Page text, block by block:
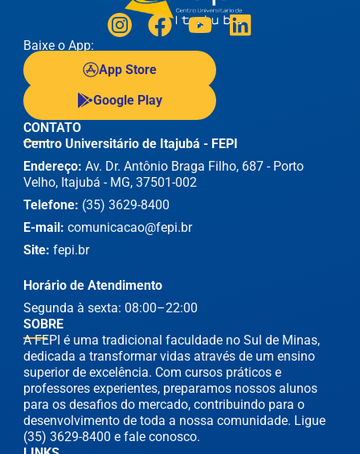
Baixe o App:
App Store
Google Play
SOBRE
A FEPI é uma tradicional faculdade no Sul de Minas,
dedicada a transformar vidas através de um ensino
superior de excelência. Com cursos práticos e
professores experientes, preparamos nossos alunos
para os desafios do mercado, contribuindo para o
desenvolvimento de toda a nossa comunidade. Ligue
(35) 3629-8400 e fale conosco.
CONTATO
Centro Universitário de Itajubá - FEPI
Endereço: Av. Dr. Antônio Braga Filho, 687 - Porto
Velho, Itajubá - MG, 37501-002
Telefone: (35) 3629-8400
E-mail: comunicacao@fepi.br
Site: fepi.br
Horário de Atendimento
Segunda à sexta: 08:00–22:00